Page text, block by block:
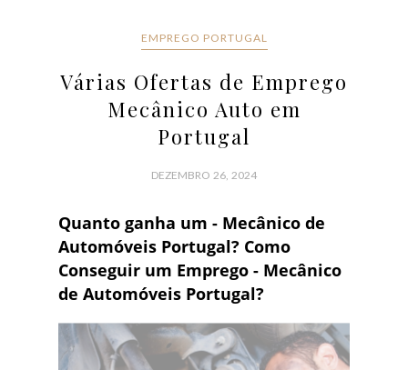
EMPREGO PORTUGAL
Várias Ofertas de Emprego
Mecânico Auto em
Portugal
DEZEMBRO 26, 2024
Quanto ganha um - Mecânico de
Automóveis Portugal? Como
Conseguir um Emprego - Mecânico
de Automóveis Portugal?